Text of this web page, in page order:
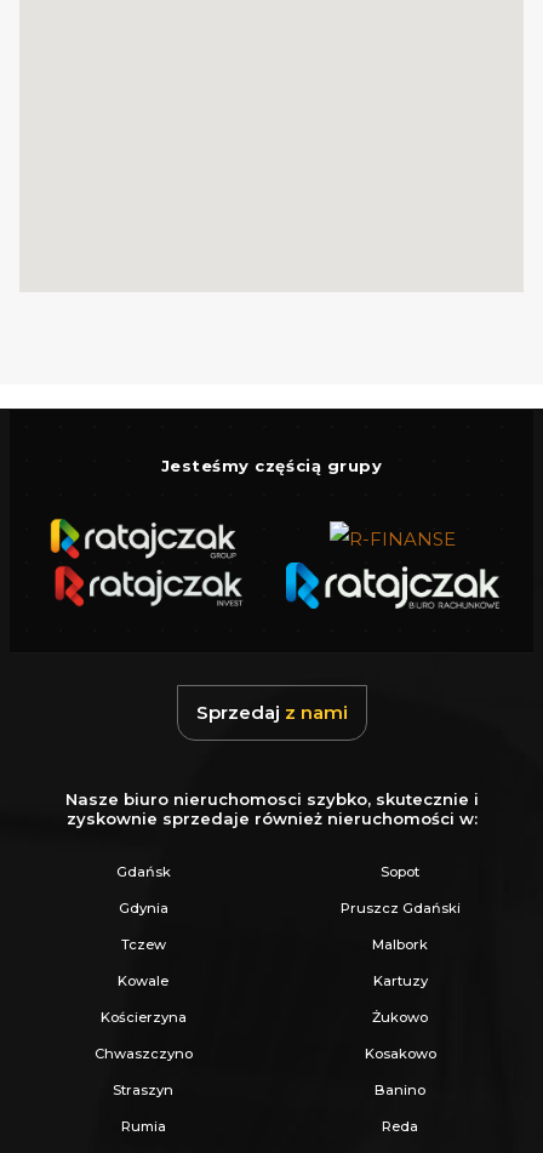
zakwaterowania turystycznego)
parter:
+ schody
piętro:
-sypialna: 9,20 m2,
LOKAL 2 składa się z:
- pokoju z aneksem kuchennym 19,73 m2
+ schody
- sypialnia: 18,94 m2 (zalecany podział na 2
sypialnie)
powierzchnia użytkowa: 42,10 m2
Działka doskonale nasłoneczniona znajdująca
się w otulinie Nadmorskiego Parku
Jesteśmy częścią grupy
Sprzedaj z nami
Nasze biuro nieruchomosci szybko, skutecznie i
zyskownie sprzedaje również nieruchomości w:
Gdańsk Sopot
Gdynia Pruszcz Gdański
Tczew Malbork
Kowale Kartuzy
Kościerzyna Żukowo
Chwaszczyno Kosakowo
Straszyn Banino
Rumia Reda